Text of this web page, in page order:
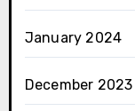
January 2024
December 2023